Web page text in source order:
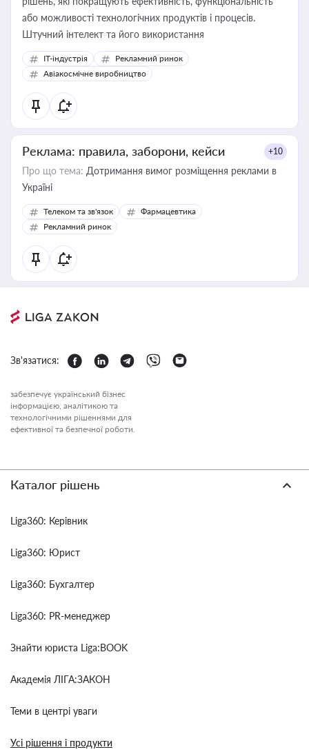
або можливості технологічних продуктів і процесів.
Штучний інтелект та його використання
IT-індустрія
Рекламний ринок
Авіакосмічне виробництво
Реклама: правила, заборони, кейси +10
Про що тема: Дотримання вимог розміщення реклами в
Україні
Телеком та зв'язок
Фармацевтика
Рекламний ринок
Зв'язатися:
забезпечує український бізнес
інформацією, аналітикою та
технологічними рішеннями для
ефективної та безпечної роботи.
Каталог рішень
Liga360: Керівник
Liga360: Юрист
Liga360: Бухгалтер
Liga360: PR-менеджер
Знайти юриста Liga:BOOK
Академія ЛІГА:ЗАКОН
Теми в центрі уваги
Усі рішення і продукти